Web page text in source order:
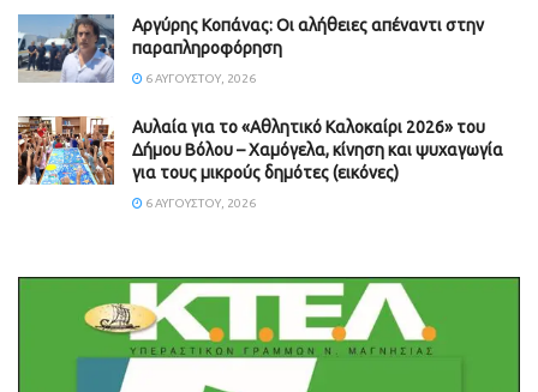
Aργύρης Κοπάνας: Οι αλήθειες απέναντι στην
παραπληροφόρηση
6 ΑΥΓΟΎΣΤΟΥ, 2026
Αυλαία για το «Αθλητικό Καλοκαίρι 2026» του
Δήμου Βόλου – Χαμόγελα, κίνηση και ψυχαγωγία
για τους μικρούς δημότες (εικόνες)
6 ΑΥΓΟΎΣΤΟΥ, 2026